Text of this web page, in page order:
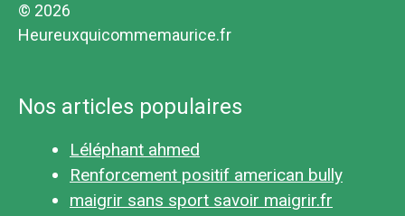
© 2026
Heureuxquicommemaurice.fr
Nos articles populaires
Léléphant ahmed
Renforcement positif american bully
maigrir sans sport savoir maigrir.fr